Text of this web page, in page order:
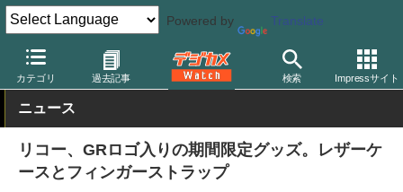
Powered by Translate
カテゴリ 過去記事 検索 Impressサイト
デジカメ Watch カメラ レンズ一体型（コンパクト）カメラ リ
ニュース
リコー、GRロゴ入りの期間限定グッズ。レザーケ
ースとフィンガーストラップ